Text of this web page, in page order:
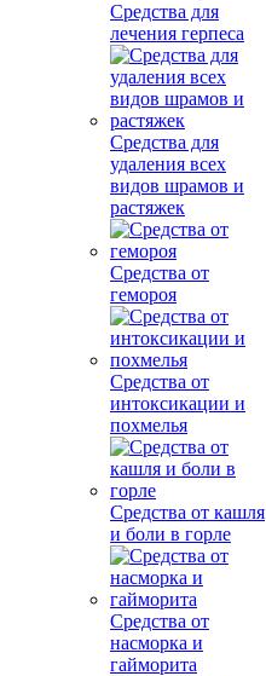
Средства для
лечения герпеса
Средства для
удаления всех
видов шрамов и
растяжек
Средства от
гемороя
Средства от
интоксикации и
похмелья
Средства от кашля
и боли в горле
Средства от
насморка и
гайморита